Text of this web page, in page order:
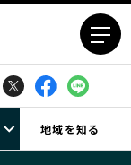
地域を知る